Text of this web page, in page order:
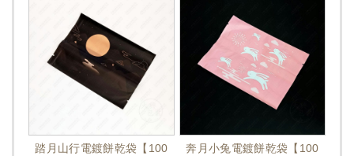
踏月山行電鍍餅乾袋【100
奔月小兔電鍍餅乾袋【100